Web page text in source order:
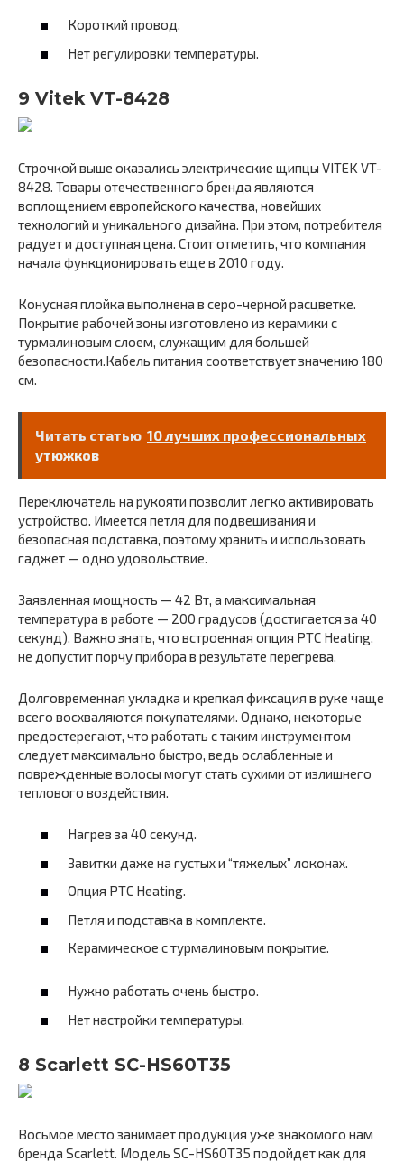
Короткий провод.
Нет регулировки температуры.
9 Vitek VT-8428
Строчкой выше оказались электрические щипцы VITEK VT-
8428. Товары отечественного бренда являются
воплощением европейского качества, новейших
технологий и уникального дизайна. При этом, потребителя
радует и доступная цена. Стоит отметить, что компания
начала функционировать еще в 2010 году.
Конусная плойка выполнена в серо-черной расцветке.
Покрытие рабочей зоны изготовлено из керамики с
турмалиновым слоем, служащим для большей
безопасности.Кабель питания соответствует значению 180
см.
Читать статью 10 лучших профессиональных
утюжков
Переключатель на рукояти позволит легко активировать
устройство. Имеется петля для подвешивания и
безопасная подставка, поэтому хранить и использовать
гаджет — одно удовольствие.
Заявленная мощность — 42 Вт, а максимальная
температура в работе — 200 градусов (достигается за 40
секунд). Важно знать, что встроенная опция PTC Heating,
не допустит порчу прибора в результате перегрева.
Долговременная укладка и крепкая фиксация в руке чаще
всего восхваляются покупателями. Однако, некоторые
предостерегают, что работать с таким инструментом
следует максимально быстро, ведь ослабленные и
поврежденные волосы могут стать сухими от излишнего
теплового воздействия.
Нагрев за 40 секунд.
Завитки даже на густых и “тяжелых” локонах.
Опция PTC Heating.
Петля и подставка в комплекте.
Керамическое с турмалиновым покрытие.
Нужно работать очень быстро.
Нет настройки температуры.
8 Scarlett SC-HS60T35
Восьмое место занимает продукция уже знакомого нам
бренда Scarlett. Модель SC-HS60T35 подойдет как для